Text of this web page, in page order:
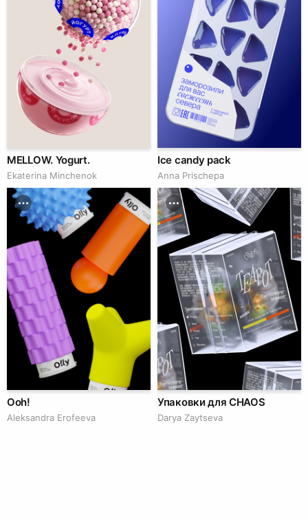
MELLOW. Yogurt.
Ekaterina Minchenok
Ice candy pack
Anna Prischepa
Ooh!
Aleksandra Erofeeva
Упаковки для CHAOS
Darya Zaytseva